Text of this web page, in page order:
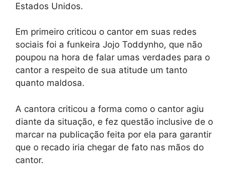
Estados Unidos.
Em primeiro criticou o cantor em suas redes
sociais foi a funkeira Jojo Toddynho, que não
poupou na hora de falar umas verdades para o
cantor a respeito de sua atitude um tanto
quanto maldosa.
A cantora criticou a forma como o cantor agiu
diante da situação, e fez questão inclusive de o
marcar na publicação feita por ela para garantir
que o recado iria chegar de fato nas mãos do
cantor.